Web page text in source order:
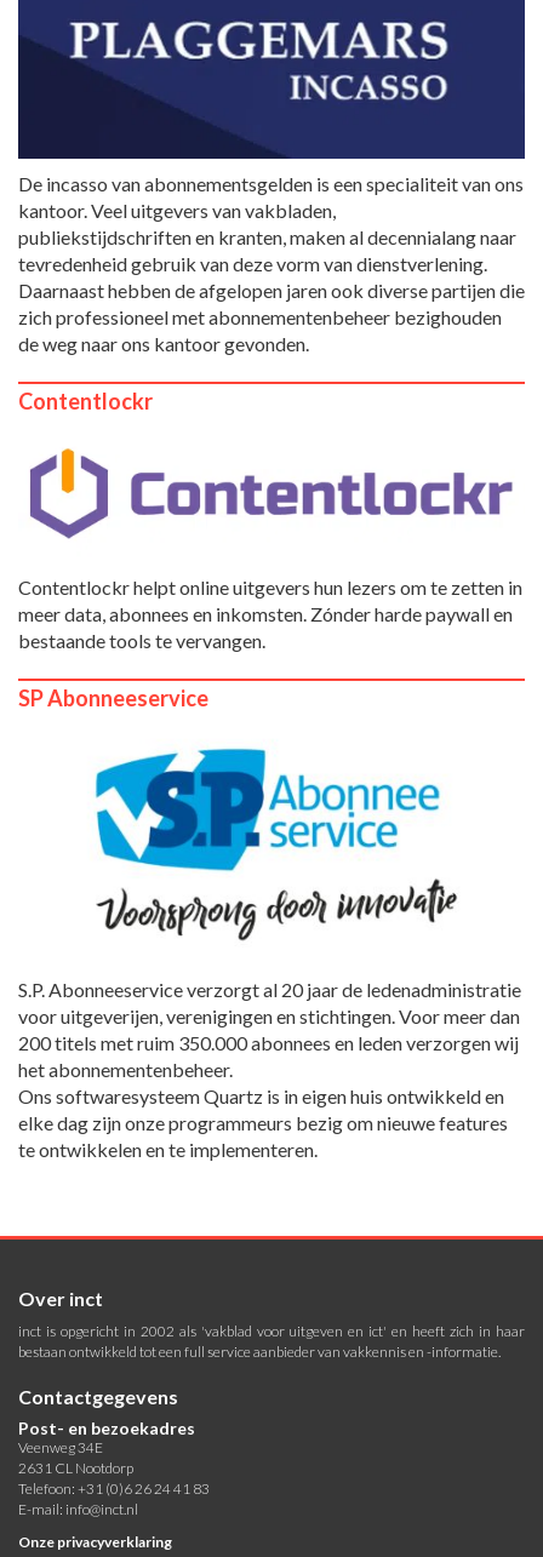
De incasso van abonnementsgelden is een specialiteit van ons
kantoor. Veel uitgevers van vakbladen,
publiekstijdschriften en kranten, maken al decennialang naar
tevredenheid gebruik van deze vorm van dienstverlening.
Daarnaast hebben de afgelopen jaren ook diverse partijen die
zich professioneel met abonnementenbeheer bezighouden
de weg naar ons kantoor gevonden.
Contentlockr
Contentlockr helpt online uitgevers hun lezers om te zetten in
meer data, abonnees en inkomsten. Zónder harde paywall en
bestaande tools te vervangen.
SP Abonneeservice
S.P. Abonneeservice verzorgt al 20 jaar de ledenadministratie
voor uitgeverijen, verenigingen en stichtingen. Voor meer dan
200 titels met ruim 350.000 abonnees en leden verzorgen wij
het abonnementenbeheer.
Ons softwaresysteem Quartz is in eigen huis ontwikkeld en
elke dag zijn onze programmeurs bezig om nieuwe features
te ontwikkelen en te implementeren.
Over inct
inct is opgericht in 2002 als 'vakblad voor uitgeven en ict' en heeft zich in haar
bestaan ontwikkeld tot een full service aanbieder van vakkennis en -informatie.
Contactgegevens
Post- en bezoekadres
Veenweg 34E
2631 CL Nootdorp
Telefoon: +31 (0)6 26 24 41 83
E-mail: info@inct.nl
Onze privacyverklaring